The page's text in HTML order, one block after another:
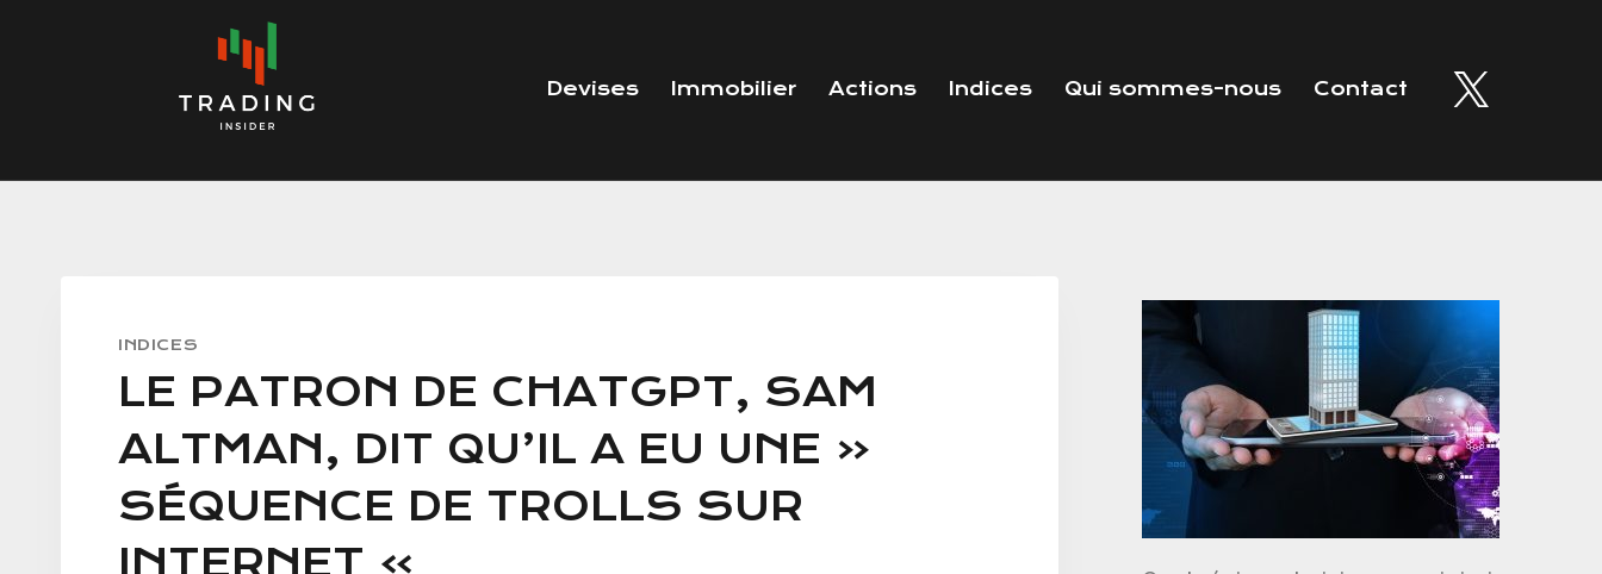
Devises Immobilier Actions Indices Qui sommes-nous Contact
INDICES
LE PATRON DE CHATGPT, SAM
ALTMAN, DIT QU’IL A EU UNE «
SÉQUENCE DE TROLLS SUR
INTERNET »